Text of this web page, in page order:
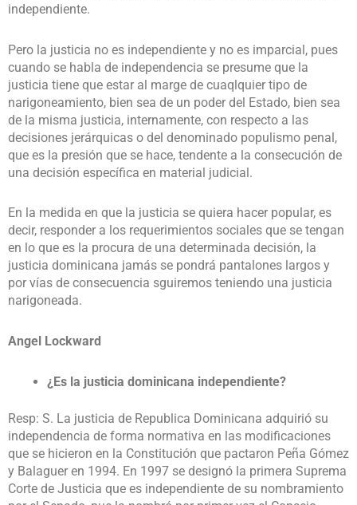
independiente.
Pero la justicia no es independiente y no es imparcial, pues
cuando se habla de independencia se presume que la
justicia tiene que estar al marge de cuaqlquier tipo de
narigoneamiento, bien sea de un poder del Estado, bien sea
de la misma justicia, internamente, con respecto a las
decisiones jerárquicas o del denominado populismo penal,
que es la presión que se hace, tendente a la consecución de
una decisión específica en material judicial.
En la medida en que la justicia se quiera hacer popular, es
decir, responder a los requerimientos sociales que se tengan
en lo que es la procura de una determinada decisión, la
justicia dominicana jamás se pondrá pantalones largos y
por vías de consecuencia sguiremos teniendo una justicia
narigoneada.
Angel Lockward
¿Es la justicia dominicana independiente?
Resp: S. La justicia de Republica Dominicana adquirió su
independencia de forma normativa en las modificaciones
que se hicieron en la Constitución que pactaron Peña Gómez
y Balaguer en 1994. En 1997 se designó la primera Suprema
Corte de Justicia que es independiente de su nombramiento